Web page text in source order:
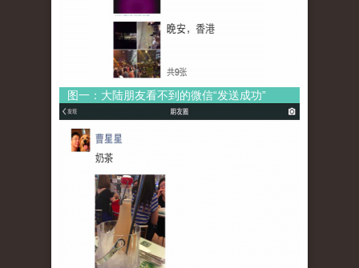
图一：大陆朋友看不到的微信“发送成功”